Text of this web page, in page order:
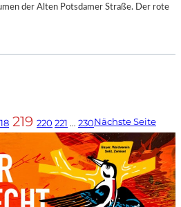
der Alten Potsdamer Straße. Der rote
219 220 221 … 230Nächste Seite